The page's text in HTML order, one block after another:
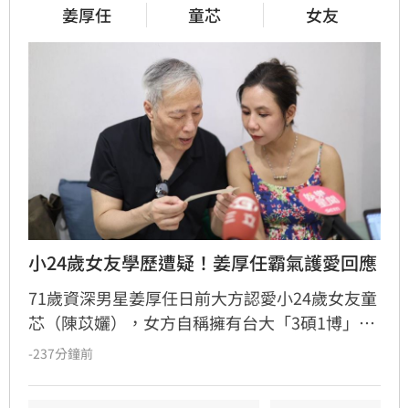
姜厚任 童芯 女友
小24歲女友學歷遭疑！姜厚任霸氣護愛回應
71歲資深男星姜厚任日前大方認愛小24歲女友童
芯（陳苡孋），女方自稱擁有台大「3碩1博」高
學歷且智商146，引發網友高度關注。然而，有
-237分鐘前